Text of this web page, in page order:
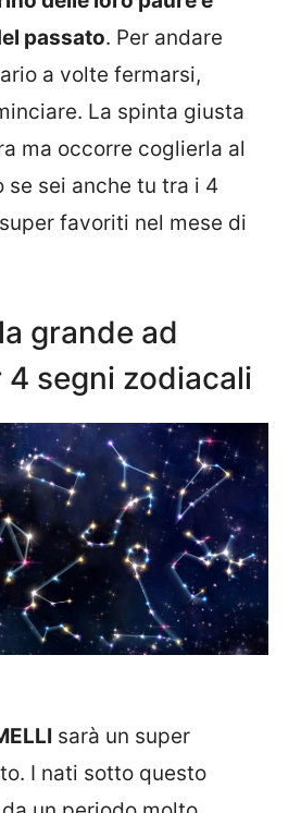
passato. Per andare
a volte fermarsi,
La spinta giusta
ma occorre coglierla al
se sei anche tu tra i 4
favoriti nel mese di
grande ad
4 segni zodiacali
sarà un super
I nati sotto questo